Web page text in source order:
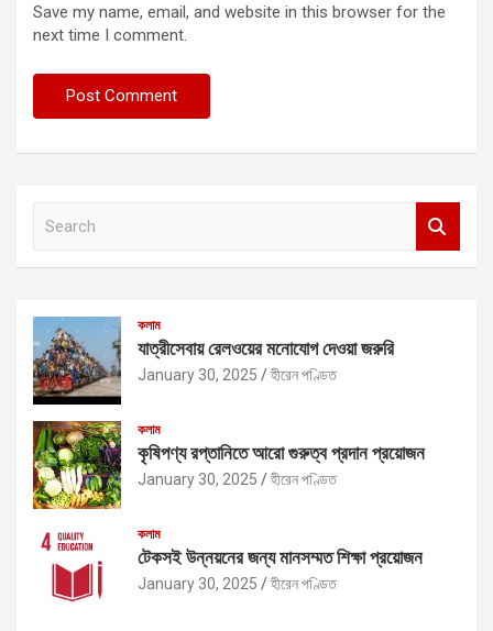
Save my name, email, and website in this browser for the
next time I comment.
কলাম
যাত্রীসেবায় রেলওয়ের মনোযোগ দেওয়া জরুরি
January 30, 2025 হীরেন পণ্ডিত
কলাম
কৃষিপণ্য রপ্তানিতে আরো গুরুত্ব প্রদান প্রয়োজন
January 30, 2025 হীরেন পণ্ডিত
কলাম
টেকসই উন্নয়নের জন্য মানসম্মত শিক্ষা প্রয়োজন
January 30, 2025 হীরেন পণ্ডিত